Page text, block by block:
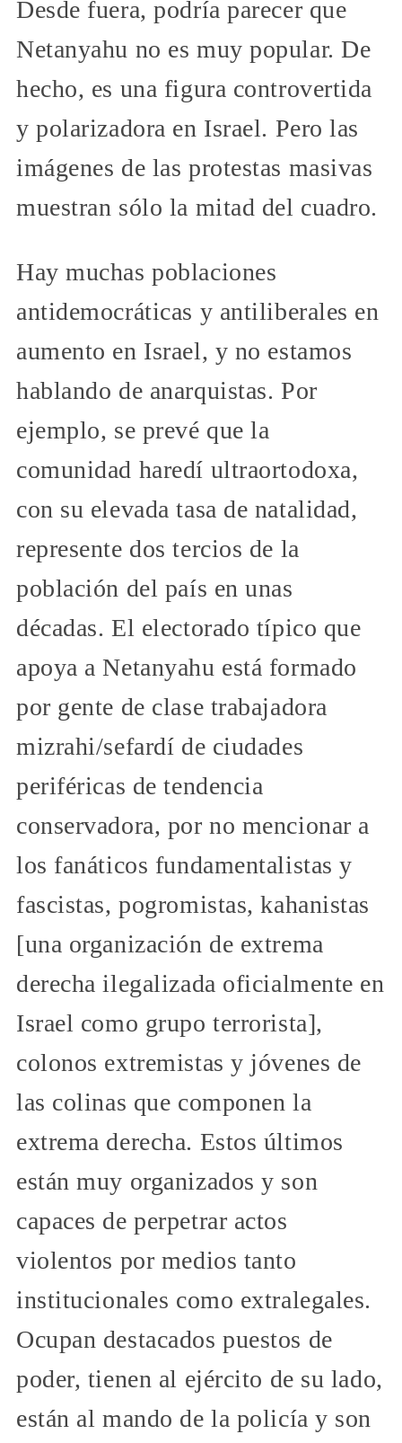
Desde fuera, podría parecer que
Netanyahu no es muy popular. De
hecho, es una figura controvertida
y polarizadora en Israel. Pero las
imágenes de las protestas masivas
muestran sólo la mitad del cuadro.
Hay muchas poblaciones
antidemocráticas y antiliberales en
aumento en Israel, y no estamos
hablando de anarquistas. Por
ejemplo, se prevé que la
comunidad haredí ultraortodoxa,
con su elevada tasa de natalidad,
represente dos tercios de la
población del país en unas
décadas. El electorado típico que
apoya a Netanyahu está formado
por gente de clase trabajadora
mizrahi/sefardí de ciudades
periféricas de tendencia
conservadora, por no mencionar a
los fanáticos fundamentalistas y
fascistas, pogromistas, kahanistas
[una organización de extrema
derecha ilegalizada oficialmente en
Israel como grupo terrorista],
colonos extremistas y jóvenes de
las colinas que componen la
extrema derecha. Estos últimos
están muy organizados y son
capaces de perpetrar actos
violentos por medios tanto
institucionales como extralegales.
Ocupan destacados puestos de
poder, tienen al ejército de su lado,
están al mando de la policía y son